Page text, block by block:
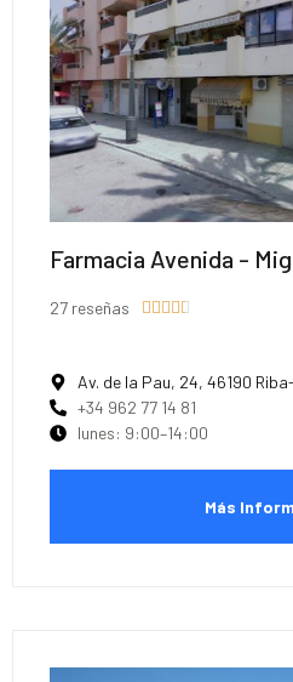
Farmacia Avenida -
27 reseñas     
Av. de la Pau, 24, 46190
+34 962 77 14 81
lunes: 9:00–14:00
Más